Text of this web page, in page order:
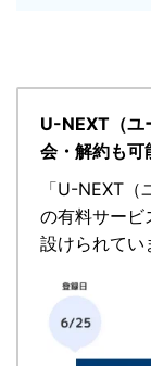
U-NEXT（ユ
会・解約も可
「U-NEXT（
の有料サービ
設けられてい